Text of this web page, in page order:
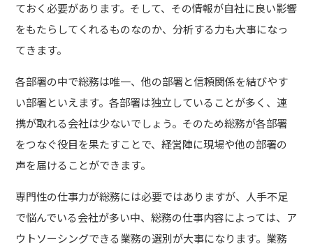
ておく必要があります。そして、その情報が自社に良い影響
をもたらしてくれるものなのか、分析する力も大事になっ
てきます。
各部署の中で総務は唯一、他の部署と信頼関係を結びやす
い部署といえます。各部署は独立していることが多く、連
携が取れる会社は少ないでしょう。そのため総務が各部署
をつなぐ役目を果たすことで、経営陣に現場や他の部署の
声を届けることができます。
専門性の仕事力が総務には必要ではありますが、人手不足
で悩んでいる会社が多い中、総務の仕事内容によっては、ア
ウトソーシングできる業務の選別が大事になります。業務